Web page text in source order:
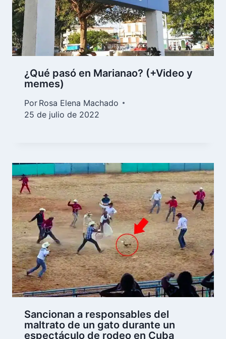
¿Qué pasó en Marianao? (+Video y
memes)
Por Rosa Elena Machado
25 de julio de 2022
Sancionan a responsables del
maltrato de un gato durante un
espectáculo de rodeo en Cuba